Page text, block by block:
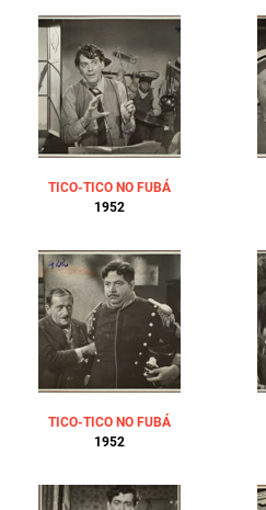
TICO-TICO NO FUBÁ
1952
TICO-TICO NO FUBÁ
1952